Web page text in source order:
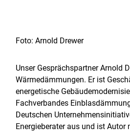
Foto: Arnold Drewer
Unser Gesprächspartner Arnold
Wärmedämmungen. Er ist
energetische
Fachverbandes
Deutschen
Energieberater aus und ist